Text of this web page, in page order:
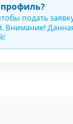
подать
Внимание!